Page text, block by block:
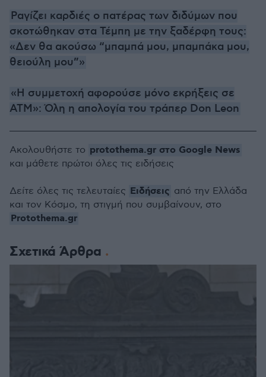
Ραγίζει καρδιές ο πατέρας των διδύμων που
σκοτώθηκαν στα Τέμπη με την ξαδέρφη τους:
«Δεν θα ακούσω “μπαμπά μου, μπαμπάκα μου,
θειούλη μου”»
«Η συμμετοχή αφορούσε μόνο εκρήξεις σε
ATM»: Όλη η απολογία του τράπερ Don Leon
Σχετικά Άρθρα
Ακολουθήστε το protothema.gr στο Google News
και μάθετε πρώτοι όλες τις ειδήσεις
Δείτε όλες τις τελευταίες Ειδήσεις από την Ελλάδα
και τον Κόσμο, τη στιγμή που συμβαίνουν, στο
Protothema.gr